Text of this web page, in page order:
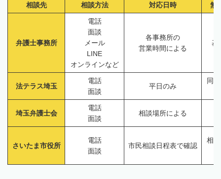
相談先 相談方法 対応日時 無
弁護士事務所
電話
面談
メール
LINE
オンラインなど
各事務所の
営業時間による
基
法テラス埼玉
電話
面談
平日のみ
同
埼玉弁護士会
電話
面談
相談場所による
さいたま市役所
電話
面談
市民相談日程表で確認
相